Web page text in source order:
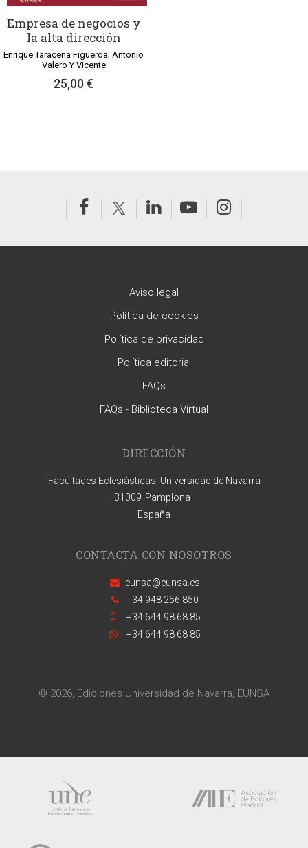
Empresa de negocios y
la alta dirección
Enrique Taracena Figueroa; Antonio
Valero Y Vicente
25,00 €
Aviso legal
Política de cookies
Política de privacidad
Política editorial
FAQs
FAQs - Biblioteca Virtual
DIRECCIÓN
Facultades Eclesiásticas. Universidad de Navarra
31009 Pamplona
España
CONTACTA CON NOSOTROS
eunsa@eunsa.es
+34 948 256 850
+34 644 98 68 85
+34 644 98 68 85
© 2026, Ediciones Universidad de Navarra, EUNSA